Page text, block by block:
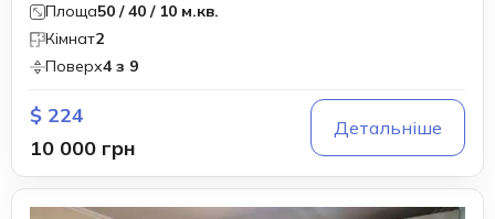
Площа50 / 40 / 10 м.кв.
Кімнат2
Поверх4 з 9
$ 224
10 000 грн
Детальніше